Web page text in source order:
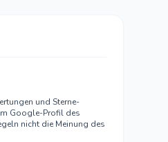
und Sterne-
Google-Profil des
nicht die Meinung des